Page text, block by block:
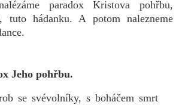
paradox Kristova pohřbu,
tuto hádanku. A potom nalezneme
Jeho pohřbu.
se svévolníky, s boháčem smrt